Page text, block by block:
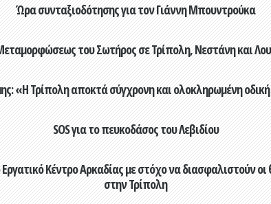
Ώρα συνταξιοδότησης για τον Γιάννη Μπουντρούκα
του Σωτήρος σε Τρίπολη, Νεστάνη και
«Η Τρίπολη αποκτά σύγχρονη και ολοκληρωμένη
SOS για το πευκοδάσος του Λεβιδίου
Κέντρο Αρκαδίας με στόχο να διασφαλιστούν οι
στην Τρίπολη